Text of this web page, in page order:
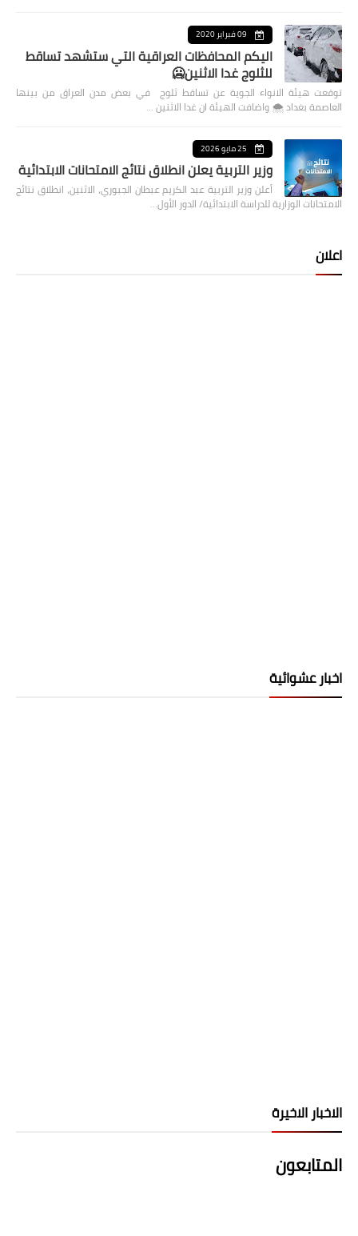
09 فبراير 2020
اليكم المحافظات العراقية التي ستشهد تساقط
للثلوج غدا الاثنين🥶
توقعت هيئة الانواء الجوية عن تساقط ثلوج في بعض مدن العراق من بينها
العاصمة بغداد ⁦🌨️⁩ واضافت الهيئة ان غدا الاثنين …
25 مايو 2026
وزير التربية يعلن انطلاق نتائج الامتحانات الابتدائية
أعلن وزير التربية عبد الكريم عبطان الجبوري، الاثنين، انطلاق نتائج
الامتحانات الوزارية للدراسة الابتدائية/ الدور الأول…
اعلان
اخبار عشوائية
الاخبار الاخيرة
المتابعون